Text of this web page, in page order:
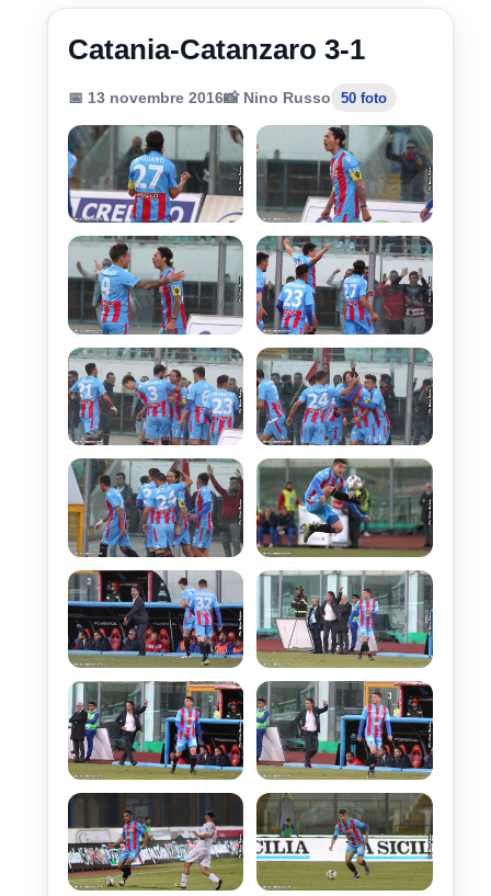
Catania-Catanzaro 3-1
📅 13 novembre 2016📸 Nino Russo 50 foto